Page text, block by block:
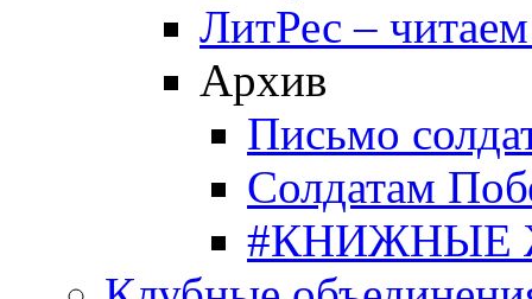
ЛитРес –
Архив
Письмо
Солдатам
#КНИЖНЫЕ